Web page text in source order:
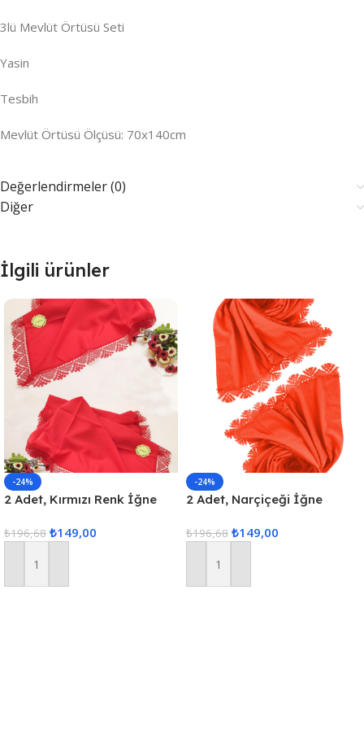
3lü Mevlüt Örtüsü Seti
Yasin
Tesbih
Mevlüt Örtüsü Ölçüsü: 70x140cm
Değerlendirmeler (0)
Diğer
İlgili ürünler
-24%
2 Adet, Kırmızı Renk İğne
Çeyizlik Şal
₺196,68 ₺149,00
Sepete Ekle
-24%
2 Adet, Narçiçeği İğne
Çeyizlik İğne Oyası Şal , 70
₺196,68 ₺149,00
Sepete Ekle